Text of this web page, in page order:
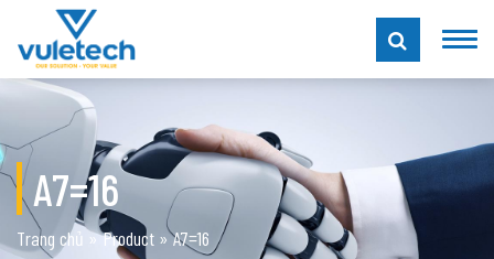
A7=16
Trang chủ »Product »A7=16